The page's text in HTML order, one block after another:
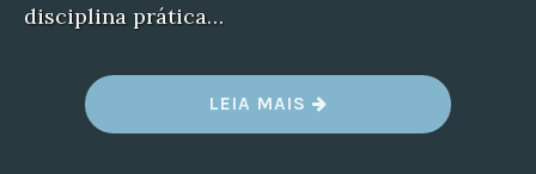
disciplina prática…
LEIA MAIS “DISCENTES
VÁRIOS